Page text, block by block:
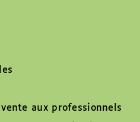
aux professionnels